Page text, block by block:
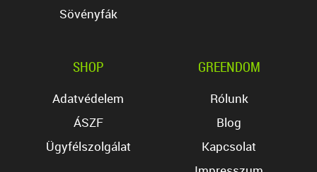
Sövényfák
SHOP
Adatvédelem
ÁSZF
Ügyfélszolgálat
GREENDOM
Rólunk
Blog
Kapcsolat